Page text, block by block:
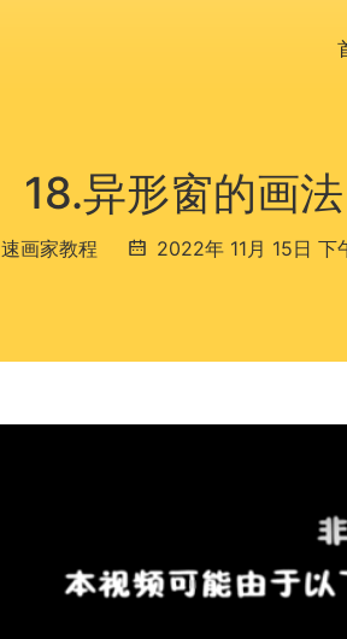
18.异形窗的画法
速画家教程 2022年 11月 15日 下